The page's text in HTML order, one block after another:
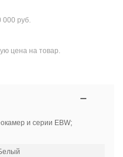
000 руб.
цена на товар.
и серии EBW;